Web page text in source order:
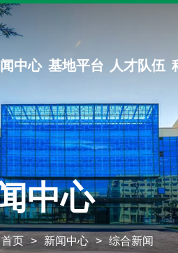
中心 基地平台 人才队伍
中心
首页 > 新闻中心 > 综合新闻